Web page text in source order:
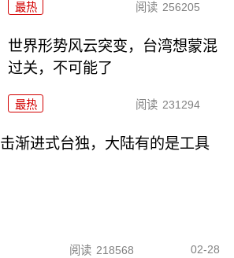
最热 阅读 256205
世界形势风云突变，台湾想蒙混
过关，不可能了
最热 阅读 231294
渐进式台独，大陆有的是工具
阅读 218568 02-28